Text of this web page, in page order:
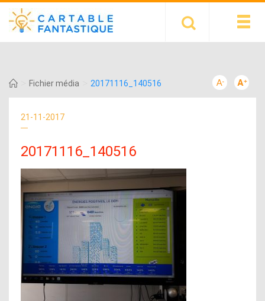
Fichier média 20171116_140516
21-11-2017
20171116_140516